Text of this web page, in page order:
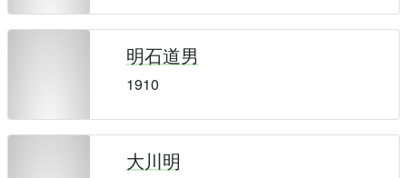
明石道男
1910
大川明